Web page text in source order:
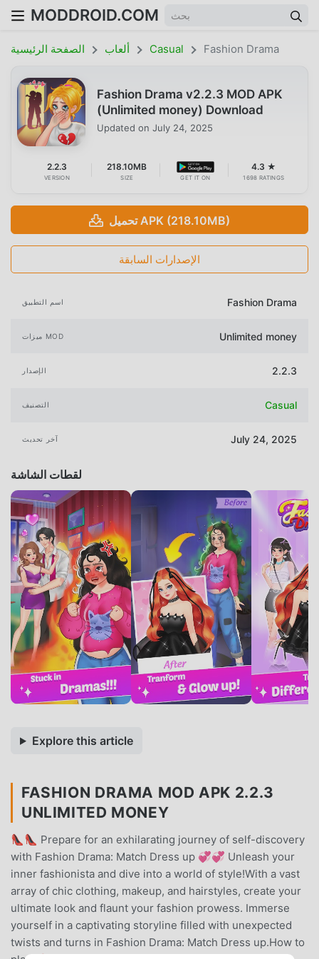
MODDROID.COM
الصفحة الرئيسية ألعاب Casual Fashion Drama
Fashion Drama v2.2.3 MOD APK
(Unlimited money) Download
Updated on July 24, 2025
2.2.3
VERSION
218.10MB
SIZE GET IT ON
4.3 ★
1698 RATINGS
تحميل APK (218.10MB)
الإصدارات السابقة
اسم التطبيق Fashion Drama
ميزات MOD Unlimited money
الإصدار 2.2.3
التصنيف Casual
آخر تحديث July 24, 2025
لقطات الشاشة
Explore this article
FASHION DRAMA MOD APK 2.2.3
UNLIMITED MONEY
👠👠 Prepare for an exhilarating journey of self-discovery
with Fashion Drama: Match Dress up 💞💞 Unleash your
inner fashionista and dive into a world of style!With a vast
array of chic clothing, makeup, and hairstyles, create your
ultimate look and flaunt your fashion prowess. Immerse
yourself in a captivating storyline filled with unexpected
twists and turns in Fashion Drama: Match Dress up.How to